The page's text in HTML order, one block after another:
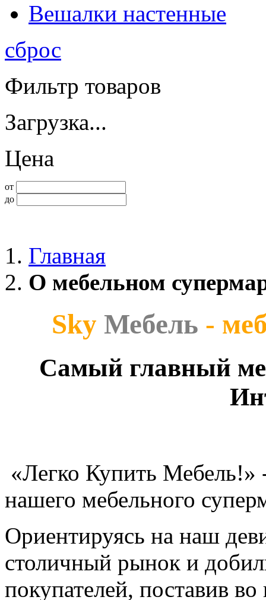
Вешалки настенные
сброс
Фильтр товаров
Загрузка...
Цена
от
до
Главная
О мебельном
Sky Мебель -
Самый главный
«Легко Купить Мебель!»
нашего мебельного
Ориентируясь на наш
столичный рынок и
покупателей, поставив